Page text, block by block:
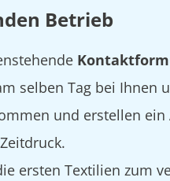
Betrieb
selben Tag bei Ihnen
und erstellen
ersten Textilien zum